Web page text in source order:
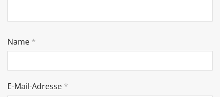
Name *
E-Mail-Adresse *